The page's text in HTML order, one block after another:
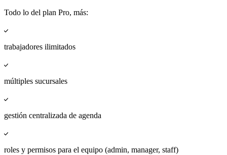
Todo lo del plan Pro, más:
trabajadores ilimitados
múltiples sucursales
gestión centralizada de agenda
roles y permisos para el equipo (admin, manager, staff)